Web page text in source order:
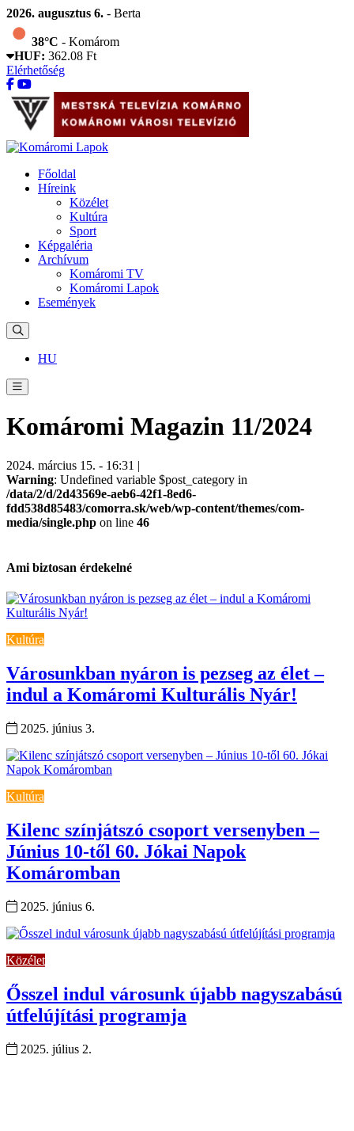
2026. augusztus 6. - Berta
38°C - Komárom
HUF: 362.08 Ft
Elérhetőség
Főoldal
Híreink
Közélet
Kultúra
Sport
Képgaléria
Archívum
Komáromi TV
Komáromi Lapok
Események
HU
Komáromi Magazin 11/2024
2024. március 15. - 16:31 |
Warning: Undefined variable $post_category in
/data/2/d/2d43569e-aeb6-42f1-8ed6-
fdd538d85483/comorra.sk/web/wp-content/themes/com-
media/single.php on line 46
Ami biztosan érdekelné
Kultúra
Városunkban nyáron is pezseg az élet –
indul a Komáromi Kulturális Nyár!
2025. június 3.
Kultúra
Kilenc színjátszó csoport versenyben –
Június 10-től 60. Jókai Napok
Komáromban
2025. június 6.
Közélet
Ősszel indul városunk újabb nagyszabású
útfelújítási programja
2025. július 2.